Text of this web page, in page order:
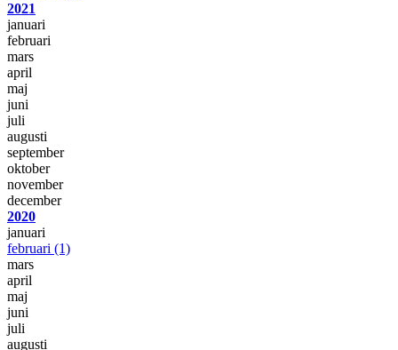
2021
januari
februari
mars
april
maj
juni
juli
augusti
september
oktober
november
december
2020
januari
februari (1)
mars
april
maj
juni
juli
augusti